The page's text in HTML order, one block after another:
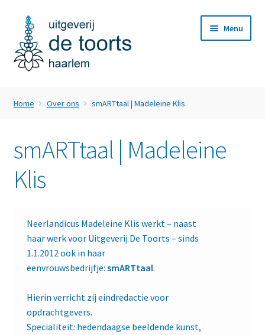
door
naar
navigatie
naar
de
inhoud
Menu
Nieuws
Over ons
Medewerkers
Toortsproducties: al 90 jaar
Informatie voor boek- en
muziekhandels
Home Over ons smARTtaal | Madeleine Klis
smARTtaal | Madeleine
Klis
Neerlandicus Madeleine Klis werkt – naast
haar werk voor Uitgeverij De Toorts – sinds
1.1.2012 ook in haar
eenvrouwsbedrijfje:smARTtaal.
Hierin verricht zij eindredactie voor
opdrachtgevers.
Specialiteit: hedendaagse beeldende kunst,